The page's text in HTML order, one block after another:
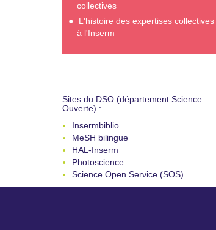
collectives
L'histoire des expertises collectives
à l'Inserm
Sites du DSO (département Science
Ouverte) :
Insermbiblio
MeSH bilingue
HAL-Inserm
Photoscience
Science Open Service (SOS)